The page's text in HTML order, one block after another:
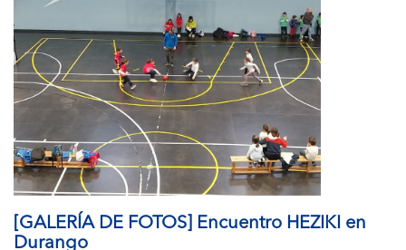
[GALERÍA DE FOTOS] Encuentro HEZIKI en
Durango